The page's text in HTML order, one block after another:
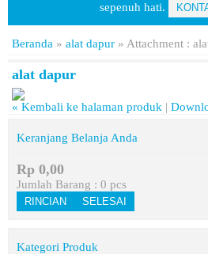
sepenuh hati.
Beranda » alat dapur » Attachment :
alat dapur
« Kembali ke halaman produk |
Keranjang Belanja Anda
Rp 0,00
Jumlah Barang : 0 pcs
RINCIAN SELESAI
Kategori Produk